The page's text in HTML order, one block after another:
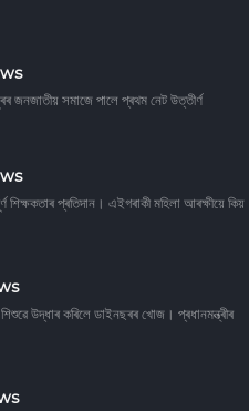
জনজাতীয় সমাজে পালে প্ৰথম নেট উত্তীৰ্ণ
শিক্ষকতাৰ প্ৰতিদান। এইগৰাকী মহিলা আৰক্ষীয়ে কিয়
শিশুৱে উদ্ধাৰ কৰিলে ডাইনছৰৰ খোজ। প্ৰধানমন্ত্ৰীৰ